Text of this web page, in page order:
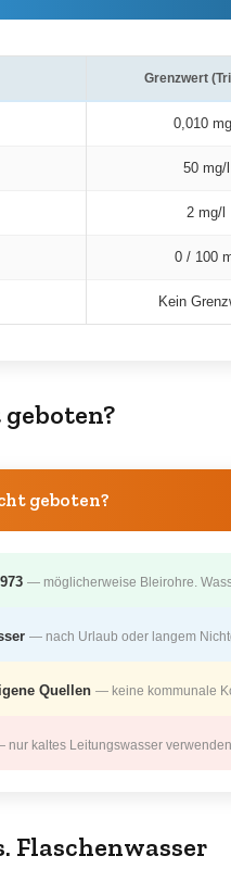
Grenzwert
0,010
50 mg/l
2 mg/l
0 / 100
Kein
geboten?
— möglicherweise Bleirohre.
— nach Urlaub oder langem
Quellen — keine kommunale
nur kaltes Leitungswasser
Flaschenwasser